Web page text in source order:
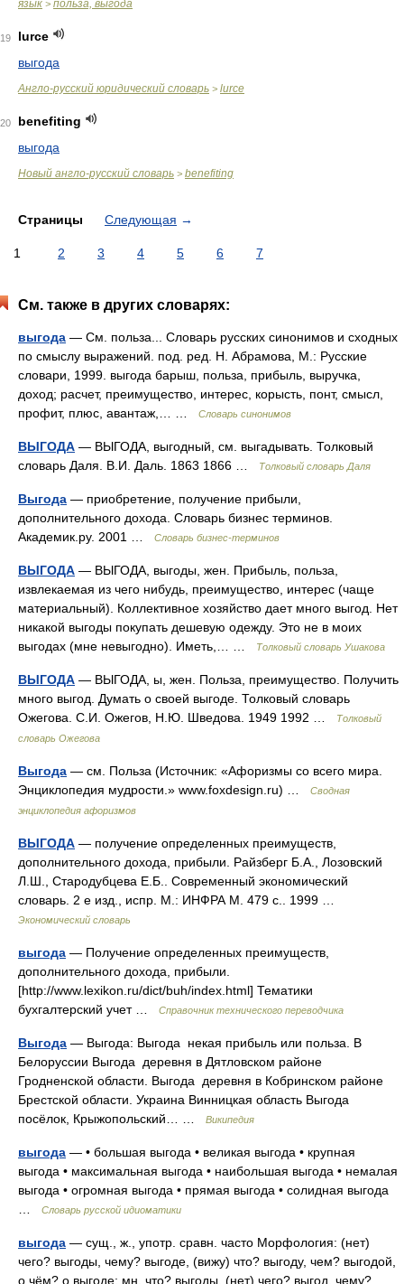
язык > польза, выгода
19
lurce
выгода
Англо-русский юридический словарь > lurce
20
benefiting
выгода
Новый англо-русский словарь > benefiting
Страницы Следующая →
1 2 3 4 5 6 7
См. также в других словарях:
выгода — См. польза... Словарь русских синонимов и сходных
по смыслу выражений. под. ред. Н. Абрамова, М.: Русские
словари, 1999. выгода барыш, польза, прибыль, выручка,
доход; расчет, преимущество, интерес, корысть, понт, смысл,
профит, плюс, авантаж,… …
Словарь синонимов
ВЫГОДА — ВЫГОДА, выгодный, см. выгадывать. Толковый
словарь Даля. В.И. Даль. 1863 1866 …
Толковый словарь Даля
Выгода — приобретение, получение прибыли,
дополнительного дохода. Словарь бизнес терминов.
Академик.ру. 2001 …
Словарь бизнес-терминов
ВЫГОДА — ВЫГОДА, выгоды, жен. Прибыль, польза,
извлекаемая из чего нибудь, преимущество, интерес (чаще
материальный). Коллективное хозяйство дает много выгод. Нет
никакой выгоды покупать дешевую одежду. Это не в моих
выгодах (мне невыгодно). Иметь,… …
Толковый словарь Ушакова
ВЫГОДА — ВЫГОДА, ы, жен. Польза, преимущество. Получить
много выгод. Думать о своей выгоде. Толковый словарь
Ожегова. С.И. Ожегов, Н.Ю. Шведова. 1949 1992 …
Толковый
словарь Ожегова
Выгода — см. Польза (Источник: «Афоризмы со всего мира.
Энциклопедия мудрости.» www.foxdesign.ru) …
Сводная
энциклопедия афоризмов
ВЫГОДА — получение определенных преимуществ,
дополнительного дохода, прибыли. Райзберг Б.А., Лозовский
Л.Ш., Стародубцева Е.Б.. Современный экономический
словарь. 2 е изд., испр. М.: ИНФРА М. 479 с.. 1999 …
Экономический словарь
выгода — Получение определенных преимуществ,
дополнительного дохода, прибыли.
[http://www.lexikon.ru/dict/buh/index.html] Тематики
бухгалтерский учет …
Справочник технического переводчика
Выгода — Выгода: Выгода некая прибыль или польза. В
Белоруссии Выгода деревня в Дятловском районе
Гродненской области. Выгода деревня в Кобринском районе
Брестской области. Украина Винницкая область Выгода
посёлок, Крыжопольский… …
Википедия
выгода — • большая выгода • великая выгода • крупная
выгода • максимальная выгода • наибольшая выгода • немалая
выгода • огромная выгода • прямая выгода • солидная выгода
Словарь русской идиоматики
выгода — сущ., ж., употр. сравн. часто Морфология: (нет)
чего? выгоды, чему? выгоде, (вижу) что? выгоду, чем? выгодой,
о чём? о выгоде; мн. что? выгоды, (нет) чего? выгод, чему?